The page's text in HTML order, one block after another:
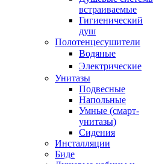
встраиваемые
Гигиенический
душ
Полотенцесушители
ㅤВодяные
ㅤЭлектрические
Унитазы
Подвесные
Напольные
Умные (смарт-
унитазы)
Сидения
Инсталляции
Биде